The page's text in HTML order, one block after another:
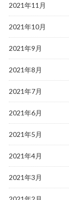
2021年11月
2021年10月
2021年9月
2021年8月
2021年7月
2021年6月
2021年5月
2021年4月
2021年3月